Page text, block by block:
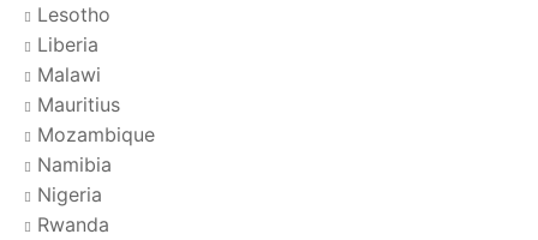
Lesotho
Liberia
Malawi
Mauritius
Mozambique
Namibia
Nigeria
Rwanda